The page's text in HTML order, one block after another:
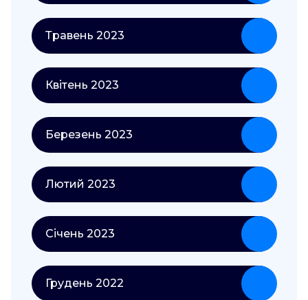
Травень 2023
Квітень 2023
Березень 2023
Лютий 2023
Січень 2023
Грудень 2022